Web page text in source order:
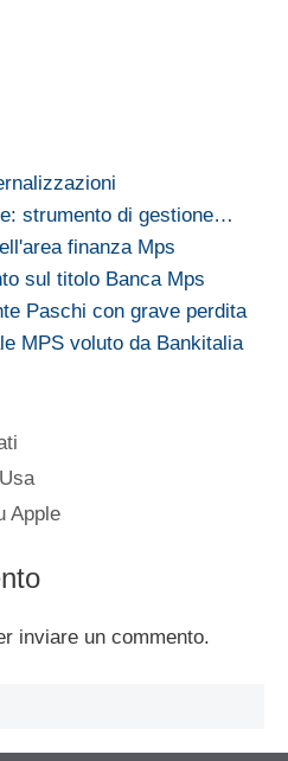
strumento di gestione…
finanza Mps
sul titolo Banca Mps
Paschi con grave perdita
MPS voluto da Bankitalia
Apple
inviare un commento.